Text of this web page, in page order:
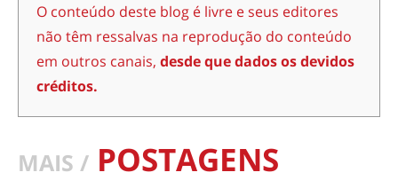
O conteúdo deste blog é livre e seus editores
não têm ressalvas na reprodução do conteúdo
em outros canais, desde que dados os devidos
créditos.
MAIS / POSTAGENS